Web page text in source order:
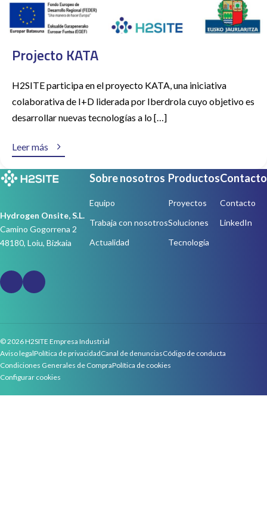
Projecto KATA
H2SITE participa en el proyecto KATA, una iniciativa
colaborativa de I+D liderada por Iberdrola cuyo objetivo es
desarrollar nuevas tecnologías a lo […]
Leer más 
Hydrogen Onsite, S.L.
Camino Gogorrena 2
48180, Loiu, Bizkaia
Sobre nosotros
Equipo
Trabaja con nosotros
Actualidad
Productos
Proyectos
Soluciones
Tecnología
Contacto
Contacto
LinkedIn
© 2026 H2SITE Empresa Industrial
Aviso legalPolítica de privacidadCanal de denunciasCódigo de conducta
Condiciones Generales de CompraPolítica de cookies
Configurar cookies